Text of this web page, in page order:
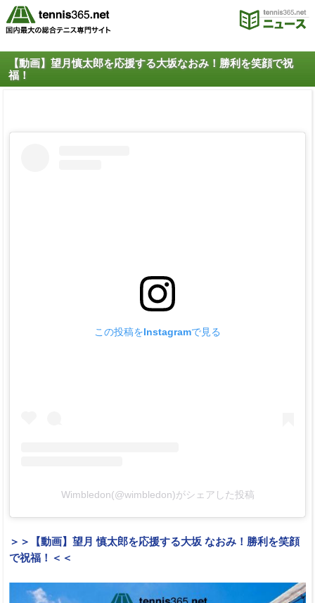
【動画】望月慎太郎を応援する大坂なおみ！勝利を笑顔で祝
福！
この投稿をInstagramで見る
Wimbledon(@wimbledon)がシェアした投稿
＞＞【動画】望月 慎太郎を応援する大坂 なおみ！勝利を笑顔
で祝福！＜＜